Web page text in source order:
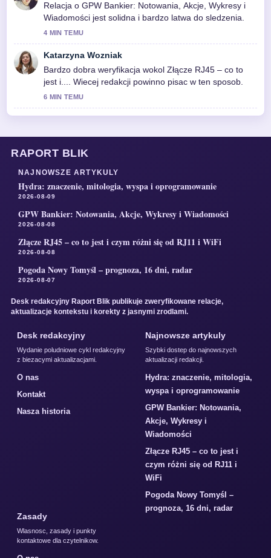
Relacja o GPW Bankier: Notowania, Akcje, Wykresy i
Wiadomości jest solidna i bardzo latwa do sledzenia.
4 MIN TEMU
Katarzyna Wozniak
Bardzo dobra weryfikacja wokol Złącze RJ45 – co to
jest i.... Wiecej redakcji powinno pisac w ten sposob.
6 MIN TEMU
RAPORT BLIK
NAJNOWSZE ARTYKULY
Hydra: znaczenie, mitologia, wyspa i oprogramowanie
2026-08-09
GPW Bankier: Notowania, Akcje, Wykresy i Wiadomości
2026-08-08
Złącze RJ45 – co to jest i czym różni się od RJ11 i WiFi
2026-08-08
Pogoda Nowy Tomyśl – prognoza, 16 dni, radar
2026-08-07
Desk redakcyjny Raport Blik publikuje zweryfikowane relacje,
aktualizacje kontekstu i korekty z jasnymi zrodlami.
Desk redakcyjny
Wydanie poludniowe cykl redakcyjny
z biezacymi aktualizacjami.
O nas
Kontakt
Nasza historia
Najnowsze artykuly
Szybki dostep do najnowszych
aktualizacji redakcji.
Hydra: znaczenie, mitologia,
wyspa i oprogramowanie
GPW Bankier: Notowania,
Akcje, Wykresy i
Wiadomości
Złącze RJ45 – co to jest i
czym różni się od RJ11 i
WiFi
Pogoda Nowy Tomyśl –
prognoza, 16 dni, radar
Zasady
Wlasnosc, zasady i punkty
kontaktowe dla czytelnikow.